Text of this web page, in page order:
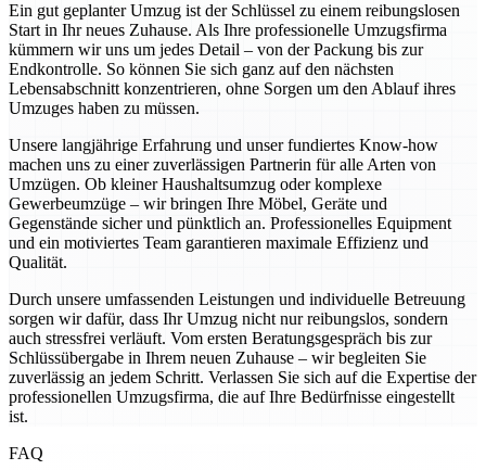
Ein gut geplanter Umzug ist der Schlüssel zu einem reibungslosen
Start in Ihr neues Zuhause. Als Ihre professionelle Umzugsfirma
kümmern wir uns um jedes Detail – von der Packung bis zur
Endkontrolle. So können Sie sich ganz auf den nächsten
Lebensabschnitt konzentrieren, ohne Sorgen um den Ablauf ihres
Umzuges haben zu müssen.
Unsere langjährige Erfahrung und unser fundiertes Know-how
machen uns zu einer zuverlässigen Partnerin für alle Arten von
Umzügen. Ob kleiner Haushaltsumzug oder komplexe
Gewerbeumzüge – wir bringen Ihre Möbel, Geräte und
Gegenstände sicher und pünktlich an. Professionelles Equipment
und ein motiviertes Team garantieren maximale Effizienz und
Qualität.
Durch unsere umfassenden Leistungen und individuelle Betreuung
sorgen wir dafür, dass Ihr Umzug nicht nur reibungslos, sondern
auch stressfrei verläuft. Vom ersten Beratungsgespräch bis zur
Schlüssübergabe in Ihrem neuen Zuhause – wir begleiten Sie
zuverlässig an jedem Schritt. Verlassen Sie sich auf die Expertise der
professionellen Umzugsfirma, die auf Ihre Bedürfnisse eingestellt
ist.
FAQ